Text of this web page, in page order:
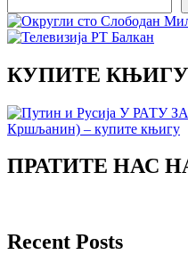
КУПИТЕ КЊИГУ
ПРАТИТЕ НАС
Recent Posts